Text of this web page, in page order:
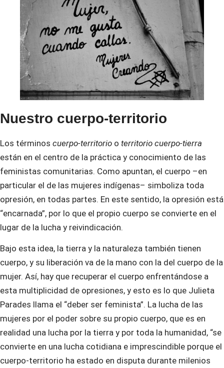
Nuestro cuerpo-territorio
Los términos cuerpo-territorio o territorio cuerpo-tierra
están en el centro de la práctica y conocimiento de las
feministas comunitarias. Como apuntan, el cuerpo –en
particular el de las mujeres indígenas– simboliza toda
opresión, en todas partes. En este sentido, la opresión está
“encarnada”, por lo que el propio cuerpo se convierte en el
lugar de la lucha y reivindicación.
Bajo esta idea, la tierra y la naturaleza también tienen
cuerpo, y su liberación va de la mano con la del cuerpo de la
mujer. Así, hay que recuperar el cuerpo enfrentándose a
esta multiplicidad de opresiones, y esto es lo que Julieta
Parades llama el “deber ser feminista”. La lucha de las
mujeres por el poder sobre su propio cuerpo, que es en
realidad una lucha por la tierra y por toda la humanidad, “se
convierte en una lucha cotidiana e imprescindible porque el
cuerpo-territorio ha estado en disputa durante milenios